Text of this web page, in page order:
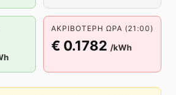
ΑΚΡΙΒΌΤΕΡΗ ΏΡΑ (21:00)
€ 0.1782 /kWh